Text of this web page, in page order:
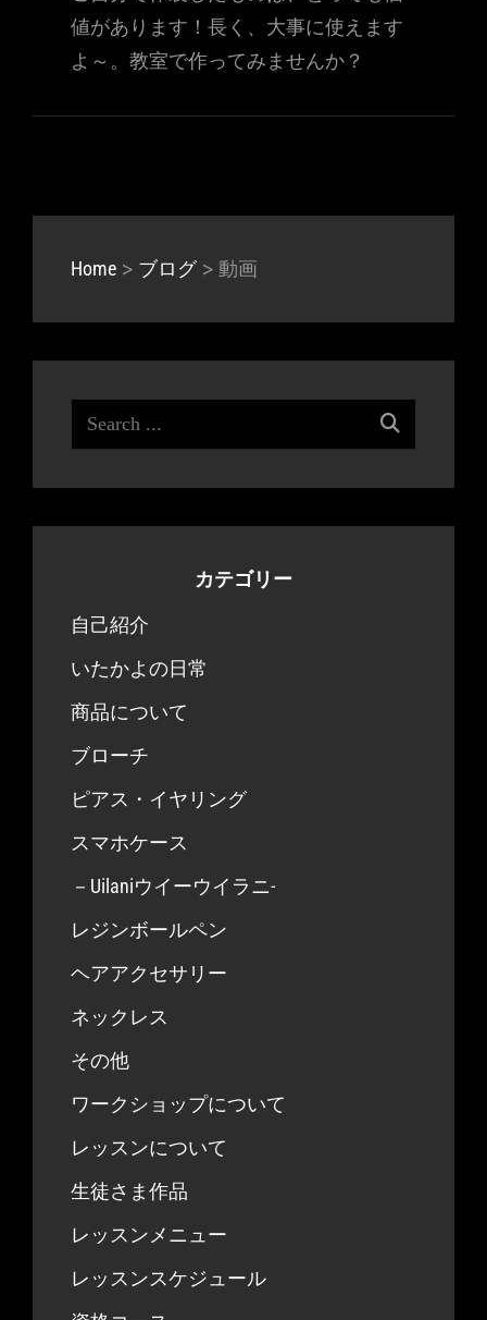
値があります！長く、大事に使えます
よ～。教室で作ってみませんか？
Home > ブログ> 動画
Search
for:
カテゴリー
自己紹介
いたかよの日常
商品について
ブローチ
ピアス・イヤリング
スマホケース
－Uilaniウイーウイラニ-
レジンボールペン
ヘアアクセサリー
ネックレス
その他
ワークショップについて
レッスンについて
生徒さま作品
レッスンメニュー
レッスンスケジュール